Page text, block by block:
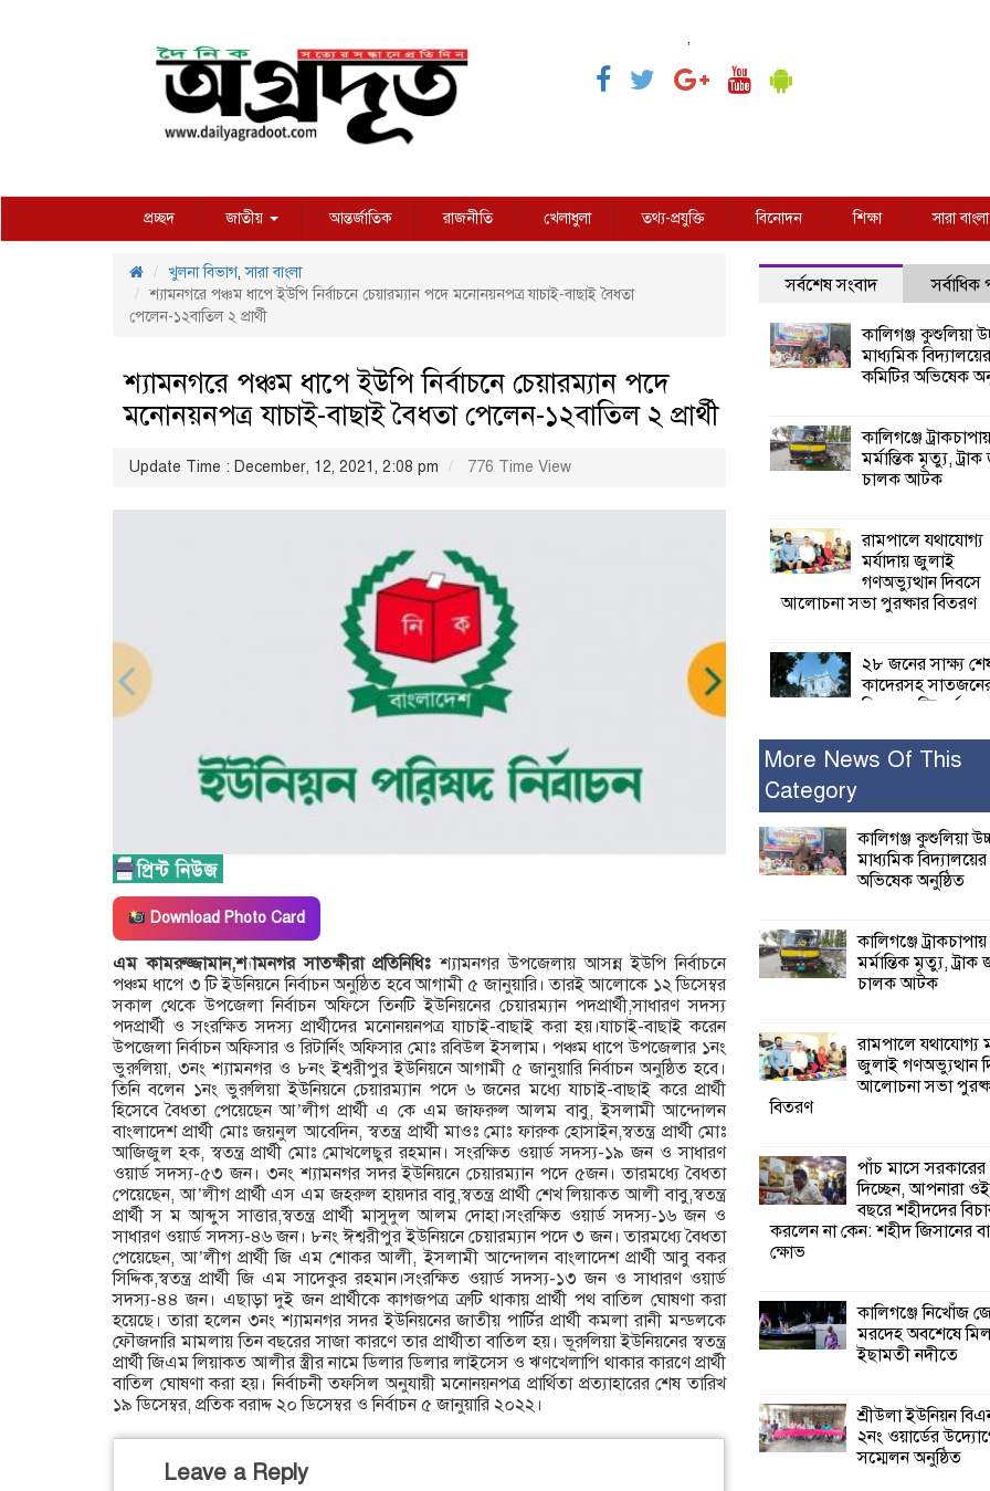
,
প্রচ্ছদ জাতীয় আন্তর্জাতিক রাজনীতি খেলাধুলা তথ্য-প্রযুক্তি বিনোদন শিক্ষা সারা বাংলা
খুলনা বিভাগ,সারা বাংলা
শ্যামনগরে পঞ্চম ধাপে ইউপি নির্বাচনে চেয়ারম্যান পদে মনোনয়নপত্র যাচাই-বাছাই বৈধতা
পেলেন-১২বাতিল ২ প্রার্থী
শ্যামনগরে পঞ্চম ধাপে ইউপি নির্বাচনে চেয়ারম্যান পদে
মনোনয়নপত্র যাচাই-বাছাই বৈধতা পেলেন-১২বাতিল ২ প্রার্থী
Update Time : December, 12, 2021, 2:08 pm 776 Time View
Download Photo Card
এম কামরুজ্জামান,শ্যামনগর সাতক্ষীরা প্রতিনিধিঃশ্যামনগর উপজেলায় আসন্ন ইউপি নির্বাচনে
পঞ্চম ধাপে ৩ টি ইউনিয়নে নির্বাচন অনুষ্ঠিত হবে আগামী ৫ জানুয়ারি। তারই আলোকে ১২ ডিসেম্বর
সকাল থেকে উপজেলা নির্বাচন অফিসে তিনটি ইউনিয়নের চেয়ারম্যান পদপ্রার্থী,সাধারণ সদস্য
পদপ্রার্থী ও সংরক্ষিত সদস্য প্রার্থীদের মনোনয়নপত্র যাচাই-বাছাই করা হয়।যাচাই-বাছাই করেন
উপজেলা নির্বাচন অফিসার ও রিটার্নিং অফিসার মোঃ রবিউল ইসলাম। পঞ্চম ধাপে উপজেলার ১নং
ভুরুলিয়া, ৩নং শ্যামনগর ও ৮নং ইশ্বরীপুর ইউনিয়নে আগামী ৫ জানুয়ারি নির্বাচন অনুষ্ঠিত হবে।
তিনি বলেন ১নং ভুরুলিয়া ইউনিয়নে চেয়ারম্যান পদে ৬ জনের মধ্যে যাচাই-বাছাই করে প্রার্থী
হিসেবে বৈধতা পেয়েছেন আ’লীগ প্রার্থী এ কে এম জাফরুল আলম বাবু, ইসলামী আন্দোলন
বাংলাদেশ প্রার্থী মোঃ জয়নুল আবেদিন, স্বতন্ত্র প্রার্থী মাওঃ মোঃ ফারুক হোসাইন,স্বতন্ত্র প্রার্থী মোঃ
আজিজুল হক, স্বতন্ত্র প্রার্থী মোঃ মোখলেছুর রহমান। সংরক্ষিত ওয়ার্ড সদস্য-১৯ জন ও সাধারণ
ওয়ার্ড সদস্য-৫৩ জন। ৩নং শ্যামনগর সদর ইউনিয়নে চেয়ারম্যান পদে ৫জন। তারমধ্যে বৈধতা
পেয়েছেন, আ’লীগ প্রার্থী এস এম জহরুল হায়দার বাবু,স্বতন্ত্র প্রার্থী শেখ লিয়াকত আলী বাবু,স্বতন্ত্র
প্রার্থী স ম আব্দুস সাত্তার,স্বতন্ত্র প্রার্থী মাসুদুল আলম দোহা।সংরক্ষিত ওয়ার্ড সদস্য-১৬ জন ও
সাধারণ ওয়ার্ড সদস্য-৪৬ জন। ৮নং ঈশ্বরীপুর ইউনিয়নে চেয়ারম্যান পদে ৩ জন। তারমধ্যে বৈধতা
পেয়েছেন, আ’লীগ প্রার্থী জি এম শোকর আলী, ইসলামী আন্দোলন বাংলাদেশ প্রার্থী আবু বকর
সিদ্দিক,স্বতন্ত্র প্রার্থী জি এম সাদেকুর রহমান।সংরক্ষিত ওয়ার্ড সদস্য-১৩ জন ও সাধারণ ওয়ার্ড
সদস্য-৪৪ জন। এছাড়া দুই জন প্রার্থীকে কাগজপত্র ত্রুটি থাকায় প্রার্থী পথ বাতিল ঘোষণা করা
হয়েছে। তারা হলেন ৩নং শ্যামনগর সদর ইউনিয়নের জাতীয় পার্টির প্রার্থী কমলা রানী মন্ডলকে
ফৌজদারি মামলায় তিন বছরের সাজা কারণে তার প্রার্থীতা বাতিল হয়। ভূরুলিয়া ইউনিয়নের স্বতন্ত্র
প্রার্থী জিএম লিয়াকত আলীর স্ত্রীর নামে ডিলার ডিলার লাইসেস ও ঋণখেলাপি থাকার কারণে প্রার্থী
বাতিল ঘোষণা করা হয়। নির্বাচনী তফসিল অনুযায়ী মনোনয়নপত্র প্রার্থিতা প্রত্যাহারের শেষ তারিখ
১৯ ডিসেম্বর, প্রতিক বরাদ্দ ২০ ডিসেম্বর ও নির্বাচন ৫ জানুয়ারি ২০২২।
Leave a Reply
সর্বশেষ সংবাদ সর্বাধিক
কালিগঞ্জ কুশুলিয়া
মাধ্যমিক বিদ্যালয়ের
কমিটির অভিষেক
কালিগঞ্জে
মর্মান্তিক মৃত্যু,
চালক আটক
রামপালে যথাযোগ্য
মর্যাদায় জুলাই
গণঅভ্যুত্থান দিবসে
আলোচনা সভা পুরষ্কার বিতরণ
২৮ জনের সাক্ষ্য
কাদেরসহ
বিরুদ্ধে যুক্তিতর্ক
ক্ষতি করেছে
নুরুল হক নুর
পাঁচ মাসে সরকারের
বছরে শহীদদের
করলেন না কেন: শহীদ জিসানের
ক্ষোভ
কালিগঞ্জে নিখোঁজ
মরদেহ অবশেষে
ইছামতী নদীতে
২নং ওয়ার্ডের
কর্মী সম্মেলন
শ্যামনগরে জলবায়ু
শিখন ও অভিজ্ঞতা বিনিময় সভা
শ্যামনগরে বনবিভাগ
মতবিনিময় সভা
More News Of This
Category
কালিগঞ্জ কুশুলিয়া
মাধ্যমিক
অভিষেক অনুষ্ঠিত
কালিগঞ্জে
মর্মান্তিক মৃত্যু, ট্রাক
চালক আটক
রামপালে যথাযোগ্য
জুলাই গণঅভ্যুত্থান
আলোচনা সভা
বিতরণ
পাঁচ মাসে
দিচ্ছেন, আপনারা
বছরে শহীদদের
করলেন না কেন: শহীদ জিসানের
ক্ষোভ
কালিগঞ্জে নিখোঁজ
মরদেহ অবশেষে
ইছামতী নদীতে
শ্রীউলা ইউনিয়ন
২নং ওয়ার্ডের
সম্মেলন অনুষ্ঠিত